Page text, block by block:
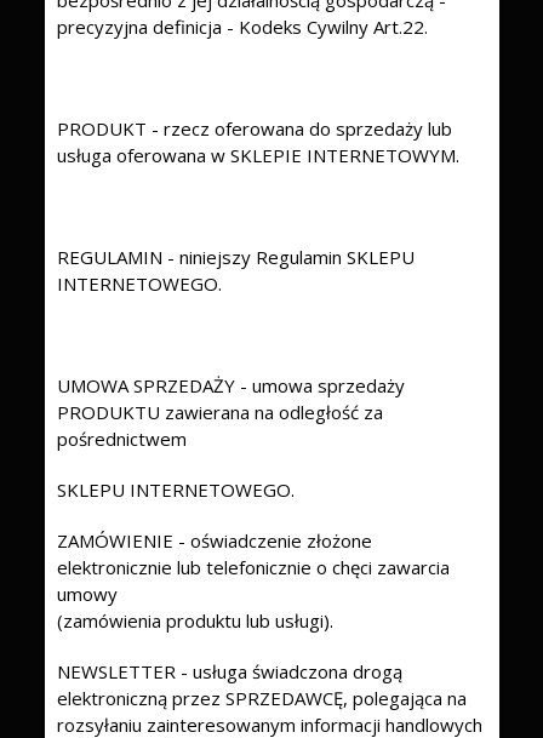
precyzyjna definicja - Kodeks Cywilny Art.22.
PRODUKT - rzecz oferowana do sprzedaży lub
usługa oferowana w SKLEPIE INTERNETOWYM.
REGULAMIN - niniejszy Regulamin SKLEPU
INTERNETOWEGO.
UMOWA SPRZEDAŻY - umowa sprzedaży
PRODUKTU zawierana na odległość za
pośrednictwem
SKLEPU INTERNETOWEGO.
ZAMÓWIENIE - oświadczenie złożone
elektronicznie lub telefonicznie o chęci zawarcia
umowy
(zamówienia produktu lub usługi).
NEWSLETTER - usługa świadczona drogą
elektroniczną przez SPRZEDAWCĘ, polegająca na
rozsyłaniu zainteresowanym informacji handlowych